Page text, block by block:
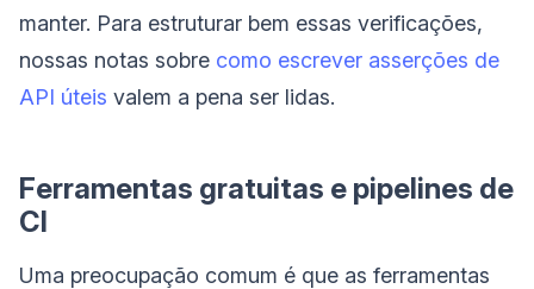
manter. Para estruturar bem essas verificações,
nossas notas sobre como escrever asserções de
API úteis valem a pena ser lidas.
Ferramentas gratuitas e pipelines de
CI
Uma preocupação comum é que as ferramentas